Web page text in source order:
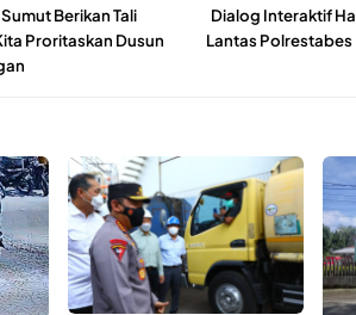
Berikan Tali
Proritaskan Dusun
Dialog Interaktif
Lantas